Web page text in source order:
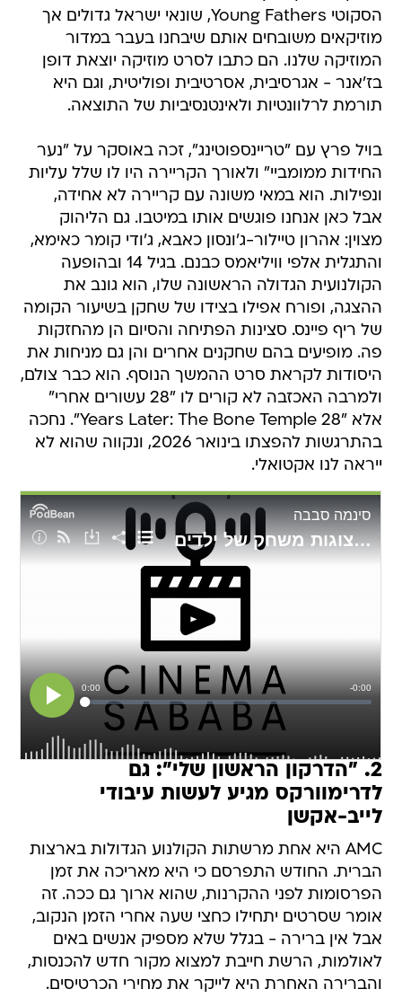
הסקוטי Young Fathers, שונאי ישראל גדולים אך
מוזיקאים משובחים אותם שיבחנו בעבר במדור
המוזיקה שלנו. הם כתבו לסרט מוזיקה יוצאת דופן
בז'אנר - אגרסיבית, אסרטיבית ופוליטית, וגם היא
תורמת לרלוונטיות ולאינטנסיביות של התוצאה.
בויל פרץ עם "טריינספוטינג", זכה באוסקר על "נער
החידות ממומביי" ולאורך הקריירה היו לו שלל עליות
ונפילות. הוא במאי משונה עם קריירה לא אחידה,
אבל כאן אנחנו פוגשים אותו במיטבו. גם הליהוק
מצוין: אהרון טיילור-ג'ונסון כאבא, ג'ודי קומר כאימא,
והתגלית אלפי וויליאמס כבנם. בגיל 14 ובהופעה
הקולנועית הגדולה הראשונה שלו, הוא גונב את
ההצגה, ופורח אפילו בצידו של שחקן בשיעור הקומה
של ריף פיינס. סצינות הפתיחה והסיום הן מהחזקות
פה. מופיעים בהם שחקנים אחרים והן גם מניחות את
היסודות לקראת סרט ההמשך הנוסף. הוא כבר צולם,
ולמרבה האכזבה לא קורים לו "28 עשורים אחרי"
אלא "28 Years Later: The Bone Temple". נחכה
בהתרגשות להפצתו בינואר 2026, ונקווה שהוא לא
ייראה לנו אקטואלי.
2. "הדרקון הראשון שלי": גם
לדרימוורקס מגיע לעשות עיבודי
לייב-אקשן
AMC היא אחת מרשתות הקולנוע הגדולות בארצות
הברית. החודש התפרסם כי היא מאריכה את זמן
הפרסומות לפני ההקרנות, שהוא ארוך גם ככה. זה
אומר שסרטים יתחילו כחצי שעה אחרי הזמן הנקוב,
אבל אין ברירה - בגלל שלא מספיק אנשים באים
לאולמות, הרשת חייבת למצוא מקור חדש להכנסות,
והברירה האחרת היא לייקר את מחירי הכרטיסים.